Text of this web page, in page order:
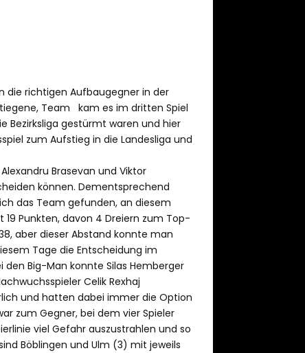
die richtigen Aufbaugegner in der
Team kam es im dritten Spiel
Bezirksliga gestürmt waren und hier
zum Aufstieg in die Landesliga und
Brasevan und Viktor
können. Dementsprechend
das Team gefunden, an diesem
Punkten, davon 4 Dreiern zum Top-
aber dieser Abstand konnte man
Tage die Entscheidung im
Big-Man konnte Silas Hemberger
Celik Rexhaj
und hatten dabei immer die Option
zum Gegner, bei dem vier Spieler
viel Gefahr auszustrahlen und so
Böblingen und Ulm (3) mit jeweils